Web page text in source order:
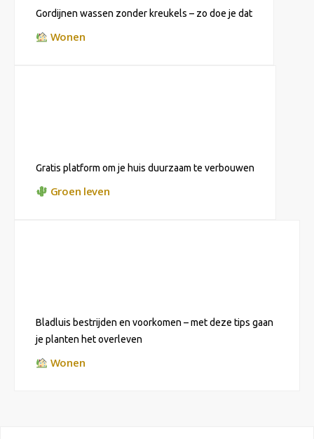
Gordijnen wassen zonder kreukels – zo doe je dat
Wonen
Gratis platform om je huis duurzaam te verbouwen
Groen leven
Bladluis bestrijden en voorkomen – met deze tips gaan
je planten het overleven
Wonen